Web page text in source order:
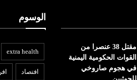
مقتل 38 عنصرا من
القوات الحكومية اليمنية
في هجوم صاروخي
الوسوم
extra health
افتصاد